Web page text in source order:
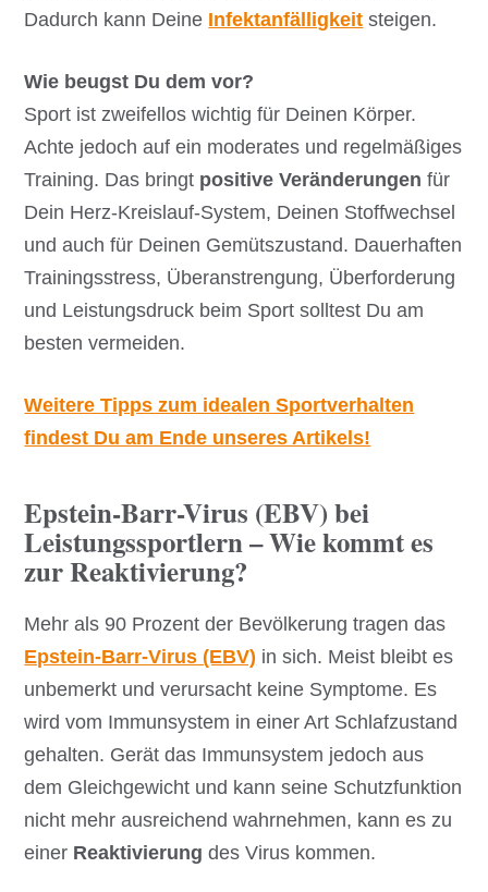
Dadurch kann Deine Infektanfälligkeit steigen.
Wie beugst Du dem vor?
Sport ist zweifellos wichtig für Deinen Körper.
Achte jedoch auf ein moderates und regelmäßiges
Training. Das bringt positive Veränderungen für
Dein Herz-Kreislauf-System, Deinen Stoffwechsel
und auch für Deinen Gemütszustand. Dauerhaften
Trainingsstress, Überanstrengung, Überforderung
und Leistungsdruck beim Sport solltest Du am
besten vermeiden.
Weitere Tipps zum idealen Sportverhalten
findest Du am Ende unseres Artikels!
Epstein-Barr-Virus (EBV) bei
Leistungssportlern – Wie kommt es
zur Reaktivierung?
Mehr als 90 Prozent der Bevölkerung tragen das
Epstein-Barr-Virus (EBV) in sich. Meist bleibt es
unbemerkt und verursacht keine Symptome. Es
wird vom Immunsystem in einer Art Schlafzustand
gehalten. Gerät das Immunsystem jedoch aus
dem Gleichgewicht und kann seine Schutzfunktion
nicht mehr ausreichend wahrnehmen, kann es zu
einer Reaktivierung des Virus kommen.